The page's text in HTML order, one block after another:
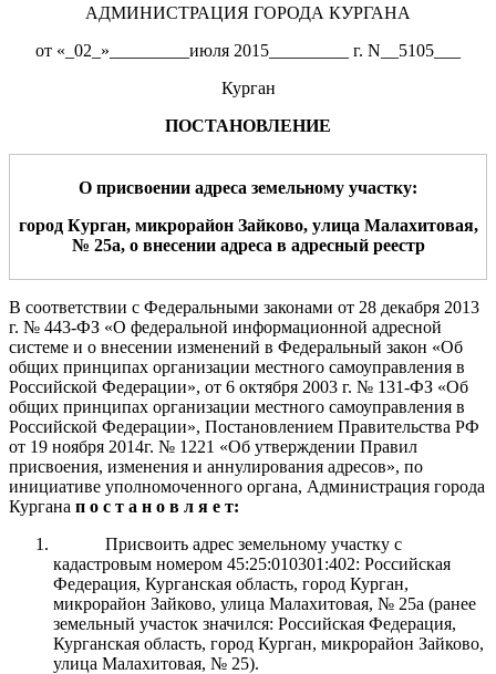
АДМИНИСТРАЦИЯ ГОРОДА КУРГАНА
от «_02_»_________июля 2015_________ г. N__5105___
Курган
ПОСТАНОВЛЕНИЕ
О присвоении адреса земельному участку:
город Курган, микрорайон Зайково, улица Малахитовая,
№ 25а, о внесении адреса в адресный реестр
В соответствии с Федеральными законами от 28 декабря 2013
г. № 443-ФЗ «О федеральной информационной адресной
системе и о внесении изменений в Федеральный закон «Об
общих принципах организации местного самоуправления в
Российской Федерации», от 6 октября 2003 г. № 131-ФЗ «Об
общих принципах организации местного самоуправления в
Российской Федерации», Постановлением Правительства РФ
от 19 ноября 2014г. № 1221 «Об утверждении Правил
присвоения, изменения и аннулирования адресов», по
инициативе уполномоченного органа, Администрация города
Кургана п о с т а н о в л я е т:
Присвоить адрес земельному участку с
кадастровым номером 45:25:010301:402: Российская
Федерация, Курганская область, город Курган,
микрорайон Зайково, улица Малахитовая, № 25а (ранее
земельный участок значился: Российская Федерация,
Курганская область, город Курган, микрорайон Зайково,
улица Малахитовая, № 25).